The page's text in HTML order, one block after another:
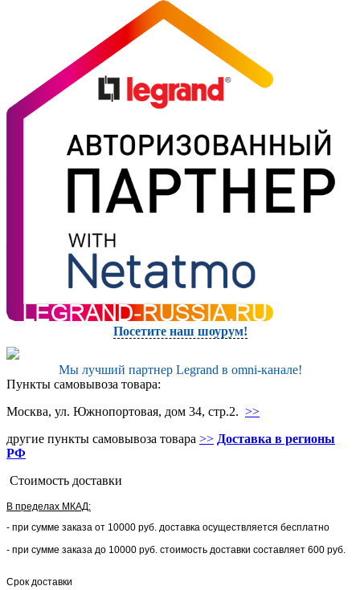
Посетите наш шоурум!
Мы лучший партнер Legrand в omni-канале!
Пункты самовывоза товара:
Москва, ул. Южнопортовая, дом 34, стр.2. >>
другие пункты самовывоза товара >> Доставка в регионы
РФ
Стоимость доставки
В пределах МКАД:
- при сумме заказа от 10000 руб. доставка осуществляется бесплатно
- при сумме заказа до 10000 руб. стоимость доставки составляет 600 руб.
Срок доставки